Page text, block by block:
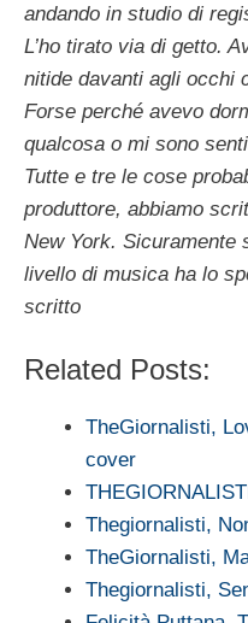
andando in studio di
L’ho tirato via di getto.
nitide davanti agli occhi
Forse perché avevo
qualcosa o mi sono
Tutte e tre le cose
produttore, abbiamo
New York. Sicuramente
livello di musica ha lo
scritto
Related Posts:
TheGiornalisti,
cover
Thegiornalisti,
TheGiornalisti,
Thegiornalisti,